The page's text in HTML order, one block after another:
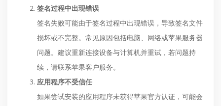
签名过程中出现错误
签名失败可能由于签名过程中出现错误，导致签名文件
损坏或不完整。常见原因包括电脑、网络或苹果服务器
问题。建议重新连接设备与计算机并重试，若问题持
续，请联系苹果客户服务。
应用程序不受信任
如果尝试安装的应用程序未获得苹果官方认证，可能会